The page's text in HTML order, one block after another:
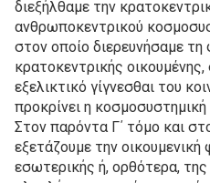
διεξήλθαμε την
ανθρωποκεντρικού
στον οποίο διερευνήσαμε
κρατοκεντρικής
εξελικτικό γίγνεσθαι του
προκρίνει η
Στον παρόντα Γ΄ τόμο και
εξετάζουμε την
εσωτερικής ή, ορθότερα,